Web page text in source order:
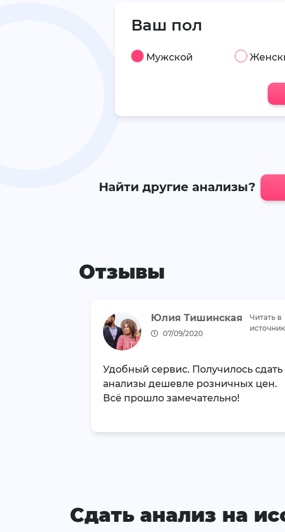
Ваш пол
Мужской
Найти другие анализы?
Отзывы
Юлия Тишинская
07/09/2020
Читать в
Удобный сервис. Получилось сдать
анализы дешевле розничных цен.
Всё прошло замечательно!
Сдать анализ на